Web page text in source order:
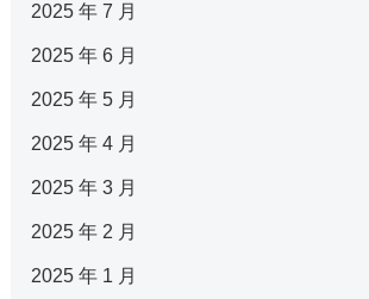
2025 年 7 月
2025 年 6 月
2025 年 5 月
2025 年 4 月
2025 年 3 月
2025 年 2 月
2025 年 1 月